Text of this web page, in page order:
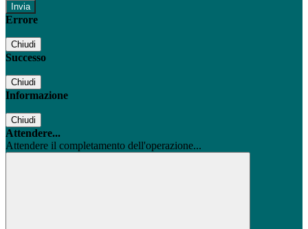
Errore
Chiudi
Successo
Chiudi
Informazione
Chiudi
Attendere...
Attendere il completamento dell'operazione...